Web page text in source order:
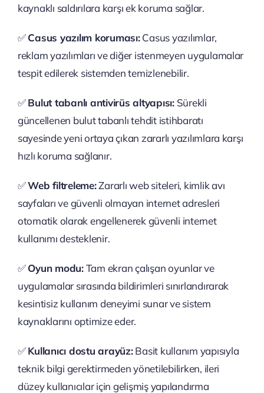
kaynaklı saldırılara karşı ek koruma sağlar.
✅Casus yazılım koruması:Casus yazılımlar,
reklam yazılımları ve diğer istenmeyen uygulamalar
tespit edilerek sistemden temizlenebilir.
✅Bulut tabanlı antivirüs altyapısı:Sürekli
güncellenen bulut tabanlı tehdit istihbaratı
sayesinde yeni ortaya çıkan zararlı yazılımlara karşı
hızlı koruma sağlanır.
✅Web filtreleme:Zararlı web siteleri, kimlik avı
sayfaları ve güvenli olmayan internet adresleri
otomatik olarak engellenerek güvenli internet
kullanımı desteklenir.
✅Oyun modu:Tam ekran çalışan oyunlar ve
uygulamalar sırasında bildirimleri sınırlandırarak
kesintisiz kullanım deneyimi sunar ve sistem
kaynaklarını optimize eder.
✅Kullanıcı dostu arayüz:Basit kullanım yapısıyla
teknik bilgi gerektirmeden yönetilebilirken, ileri
düzey kullanıcılar için gelişmiş yapılandırma